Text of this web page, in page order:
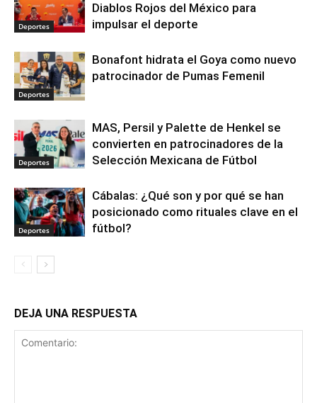
Deportes
Diablos Rojos del México para
impulsar el deporte
Deportes
Bonafont hidrata el Goya como nuevo
patrocinador de Pumas Femenil
Deportes
MAS, Persil y Palette de Henkel se
convierten en patrocinadores de la
Selección Mexicana de Fútbol
Deportes
Cábalas: ¿Qué son y por qué se han
posicionado como rituales clave en el
fútbol?
DEJA UNA RESPUESTA